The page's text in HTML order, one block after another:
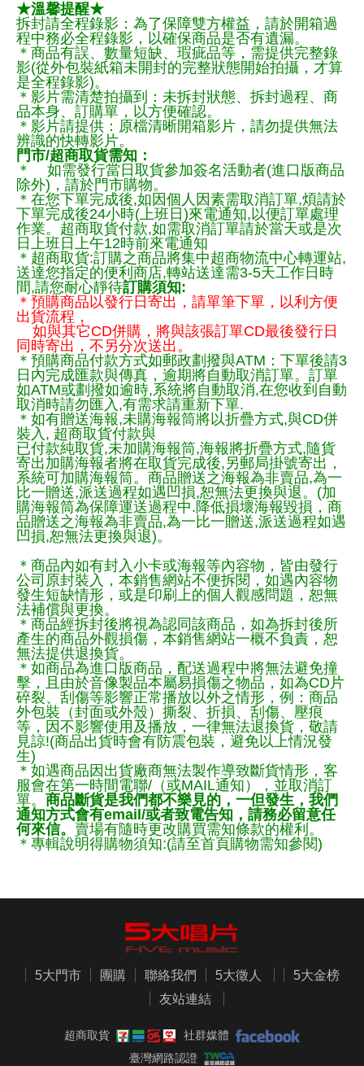
★溫馨提醒★
拆封請全程錄影：為了保障雙方權益，請於開箱過
程中務必全程錄影，以確保商品是否有遺漏。
＊商品有誤、數量短缺、瑕疵品等，需提供完整錄
影(從外包裝紙箱未開封的完整狀態開始拍攝，才算
是全程錄影)。
＊影片需清楚拍攝到：未拆封狀態、拆封過程、商
品本身、訂購單，以方便確認。
＊影片請提供：原檔清晰開箱影片，請勿提供無法
辨識的快轉影片。
門市/超商取貨需知：
＊ 如需發行當日取貨參加簽名活動者(進口版商品
除外)，請於門市購物。
＊在您下單完成後,如因個人因素需取消訂單,煩請於
下單完成後24小時(上班日)來電通知,以便訂單處理
作業。超商取貨付款,如需取消訂單請於當天或是次
日上班日上午12時前來電通知
＊超商取貨:訂購之商品將集中超商物流中心轉運站,
送達您指定的便利商店,轉站送達需3-5天工作日時
間,請您耐心靜待訂購須知:
＊預購商品以發行日寄出，請單筆下單，以利方便
出貨流程，
如與其它CD併購，將與該張訂單CD最後發行日
同時寄出，不另分次送出。
＊預購商品付款方式如郵政劃撥與ATM：下單後請3
日內完成匯款與傳真，逾期將自動取消訂單。訂單
如ATM或劃撥如逾時,系統將自動取消,在您收到自動
取消時請勿匯入,有需求請重新下單.
＊如有贈送海報,未購海報筒將以折疊方式,與CD併
裝入, 超商取貨付款與
已付款純取貨,未加購海報筒,海報將折疊方式,隨貨
寄出加購海報者將在取貨完成後,另郵局掛號寄出，
系統可加購海報筒。商品贈送之海報為非賣品,為一
比一贈送,派送過程如遇凹損,恕無法更換與退。(加
購海報筒為保障運送過程中.降低損壞海報毀損，商
品贈送之海報為非賣品,為一比一贈送,派送過程如遇
凹損,恕無法更換與退)。
＊商品內如有封入小卡或海報等內容物，皆由發行
公司原封裝入，本銷售網站不便拆閱，如遇內容物
發生短缺情形，或是印刷上的個人觀感問題，恕無
法補償與更換。
＊商品經拆封後將視為認同該商品，如為拆封後所
產生的商品外觀損傷，本銷售網站一概不負責，恕
無法提供退換貨。
＊如商品為進口版商品，配送過程中將無法避免撞
擊，且由於音像製品本屬易損傷之物品，如為CD片
碎裂、刮傷等影響正常播放以外之情形，例：商品
外包裝（封面或外殼）撕裂、折損、刮傷、壓痕
等，因不影響使用及播放，一律無法退換貨，敬請
見諒!(商品出貨時會有防震包裝，避免以上情況發
生)
＊如遇商品因出貨廠商無法製作導致斷貨情形，客
服會在第一時間電聯/（或MAIL通知），並取消訂
單。 商品斷貨是我們都不樂見的，一但發生，我們
通知方式會有email/或者致電告知，請務必留意任
何來信。 賣場有隨時更改購買需知條款的權利。
＊專輯說明得購物須知:(請至首頁購物需知參閱)
5大門市 團購 聯絡我們 5大徵人
5大金榜
友站連結
超商取貨
社群媒體
臺灣網路認證